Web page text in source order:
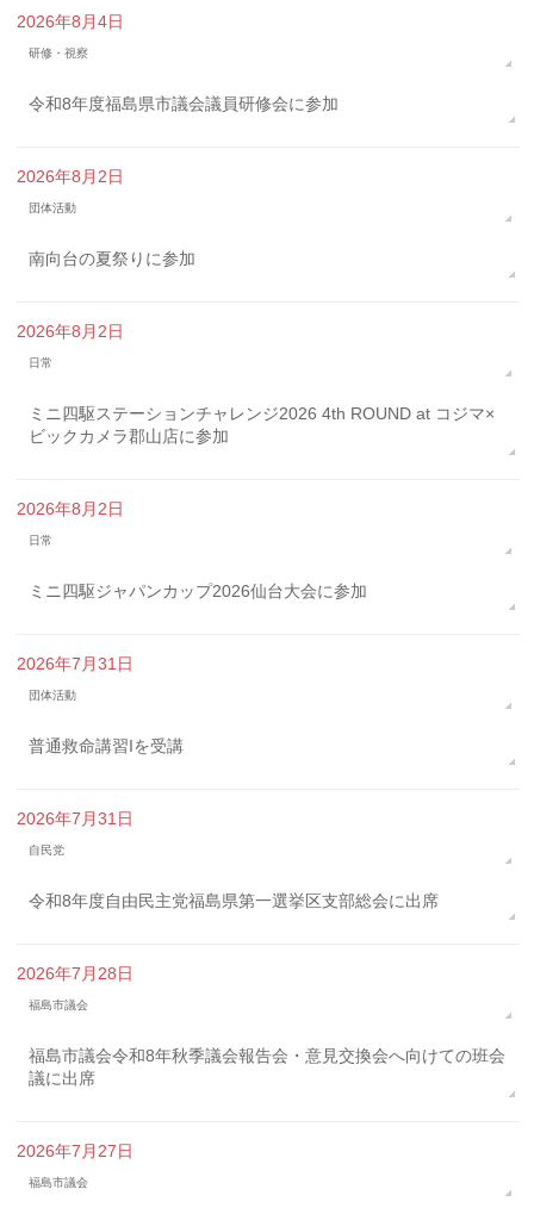
2026年8月4日
研修・視察
令和8年度福島県市議会議員研修会に参加
2026年8月2日
団体活動
南向台の夏祭りに参加
2026年8月2日
日常
ミニ四駆ステーションチャレンジ2026 4th ROUND at コジマ×
ビックカメラ郡山店に参加
2026年8月2日
日常
ミニ四駆ジャパンカップ2026仙台大会に参加
2026年7月31日
団体活動
普通救命講習Iを受講
2026年7月31日
自民党
令和8年度自由民主党福島県第一選挙区支部総会に出席
2026年7月28日
福島市議会
福島市議会令和8年秋季議会報告会・意見交換会へ向けての班会
議に出席
2026年7月27日
福島市議会